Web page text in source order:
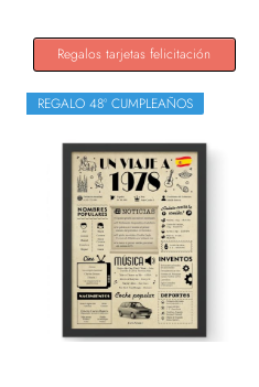
Regalos tarjetas felicitación
REGALO 48º CUMPLEAÑOS